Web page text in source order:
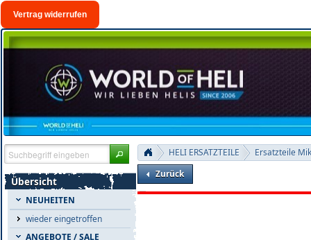
Vertrag widerrufen
Übersicht
NEUHEITEN
wieder eingetroffen
ANGEBOTE / SALE
HELI ERSATZTEILE
Ersatzteile
Zurück